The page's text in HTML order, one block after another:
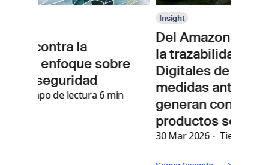
sobre
6 min
Del Amazonas al mundo: cómo
la trazabilidad, los Pasaportes
Digitales de Producto y las
medidas anti-falsificación
generan confianza en los
productos sostenibles
Tiempo de lectura 8 min